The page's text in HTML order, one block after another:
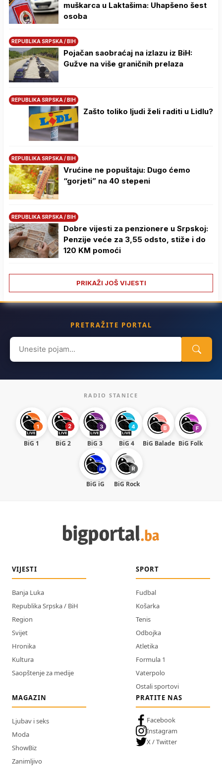
muškarca u Laktašima: Uhapšeno šest
osoba
REPUBLIKA SRPSKA / BIH
Pojačan saobraćaj na izlazu iz BiH:
Gužve na više graničnih prelaza
REPUBLIKA SRPSKA / BIH
Zašto toliko ljudi želi raditi u Lidlu?
REPUBLIKA SRPSKA / BIH
Vrućine ne popuštaju: Dugo ćemo
“gorjeti” na 40 stepeni
REPUBLIKA SRPSKA / BIH
Dobre vijesti za penzionere u Srpskoj:
Penzije veće za 3,55 odsto, stiže i do
120 KM pomoći
PRIKAŽI JOŠ VIJESTI
PRETRAŽITE PORTAL
Search
for:
RADIO STANICE
BiG 1 BiG 2 BiG 3 BiG 4 BiG Balade BiG Folk
BiG iG BiG Rock
VIJESTI
Banja Luka
Republika Srpska / BiH
Region
Svijet
Hronika
Kultura
Saopštenje za medije
SPORT
Fudbal
Košarka
Tenis
Odbojka
Atletika
Formula 1
Vaterpolo
Ostali sportovi
MAGAZIN
Ljubav i seks
Moda
ShowBiz
Zanimljivo
PRATITE NAS
Facebook
Instagram
X / Twitter